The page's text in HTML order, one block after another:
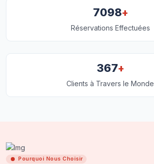
7098+
Réservations Effectuées
367+
Clients à Travers le Monde
Pourquoi Nous Choisir